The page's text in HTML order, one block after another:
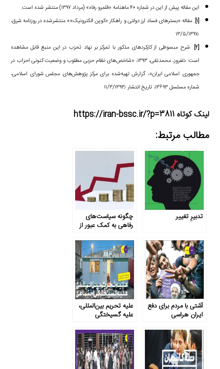
این مقاله پیش از این در شماره ۴۰ ماهنامه «قلمرو رفاه» (مرداد ۱۳۹۷) منتشر شده است.
[۱] . مقاله «بسترهای فساد ارز دولتی و راهکار «کوپن الکترونیک»» منتشرشده در روزنامه شرق،
۱۳/۵/۱۳۹۷٫
[۲] . شرح مبسوطی از کارکردهای مذکور با تمرکز بر نهاد تحزب در این منبع قابل مشاهده
است: دلفروز، محمدتقی، ۱۳۹۳، «شاخص‌های نظام حزبی مطلوب و وضعیت کنونی احزاب در
جمهوری اسلامی ایران»، گزارش تهیه‌شده برای مرکز پژوهش‌های مجلس شورای اسلامی،
شماره مسلسل ۱۳۶۹۳، تاریخ انتشار ۱۱/۳/۱۳۹۳٫
لینک کوتاه https://iran-bssc.ir/?p=3811
مطالب مرتبط:
تدبیرِ تغییر
چگونه سیاست‌های
رفاهی به کمک عبور از
است؟
آشتی با مردم برای دفع
ایران هراسی
علیه تحریم بین‌المللی،
علیه گسیختگی